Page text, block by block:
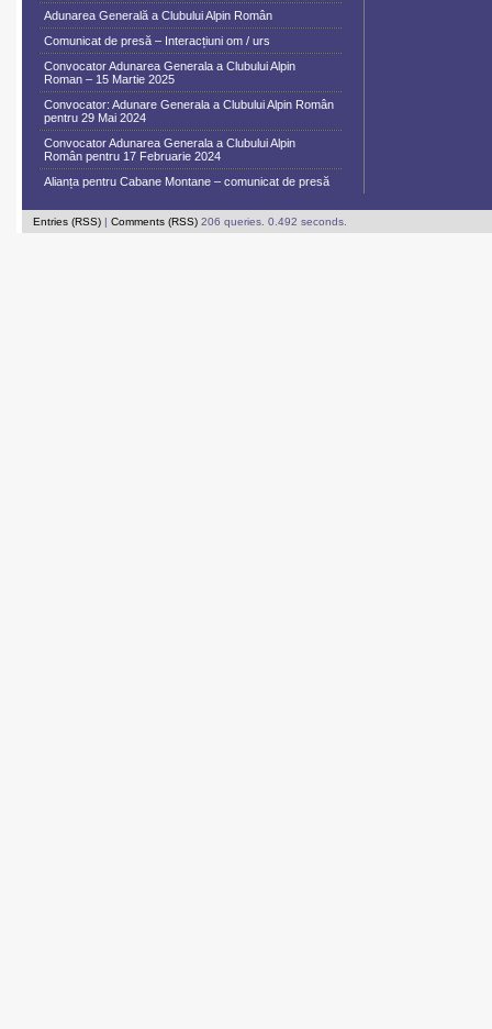
Adunarea Generală a Clubului Alpin Român
Comunicat de presă – Interacțiuni om / urs
Convocator Adunarea Generala a Clubului Alpin
Roman – 15 Martie 2025
Convocator: Adunare Generala a Clubului Alpin Român
pentru 29 Mai 2024
Convocator Adunarea Generala a Clubului Alpin
Român pentru 17 Februarie 2024
Alianța pentru Cabane Montane – comunicat de presă
Entries (RSS) | Comments (RSS) 206 queries. 0.492 seconds.